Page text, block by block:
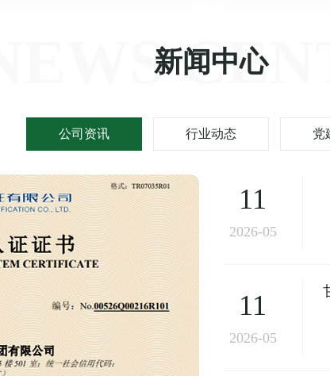
新闻中心
NEWS
公司资讯 行业动态 党
11
2026-05
11
2026-05